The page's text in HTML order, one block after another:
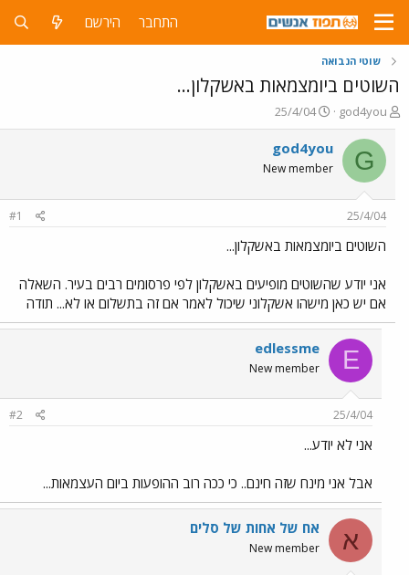
התחבר הירשם
שוטי הנבואה
השוטים ביומצמאות באשקלון...
פ
ו
ת
ח
ה
ש
א
god4you
פ
ו
ר
ס
ם
ר
25/4/04
G
god4you
New member
25/4/04
#1
השוטים ביומצמאות באשקלון...
אני יודע שהשוטים מופיעים באשקלון לפי פרסומים רבים בעיר. השאלה
אם יש כאן מישהו אשקלוני שיכול לאמר אם זה בתשלום או לא... תודה
E
edlessme
New member
25/4/04
#2
אני לא יודע...
אבל אני מינח שזה חינם.. כי ככה רוב ההופעות ביום העצמאות...
א אח של אחות של סלים
New member